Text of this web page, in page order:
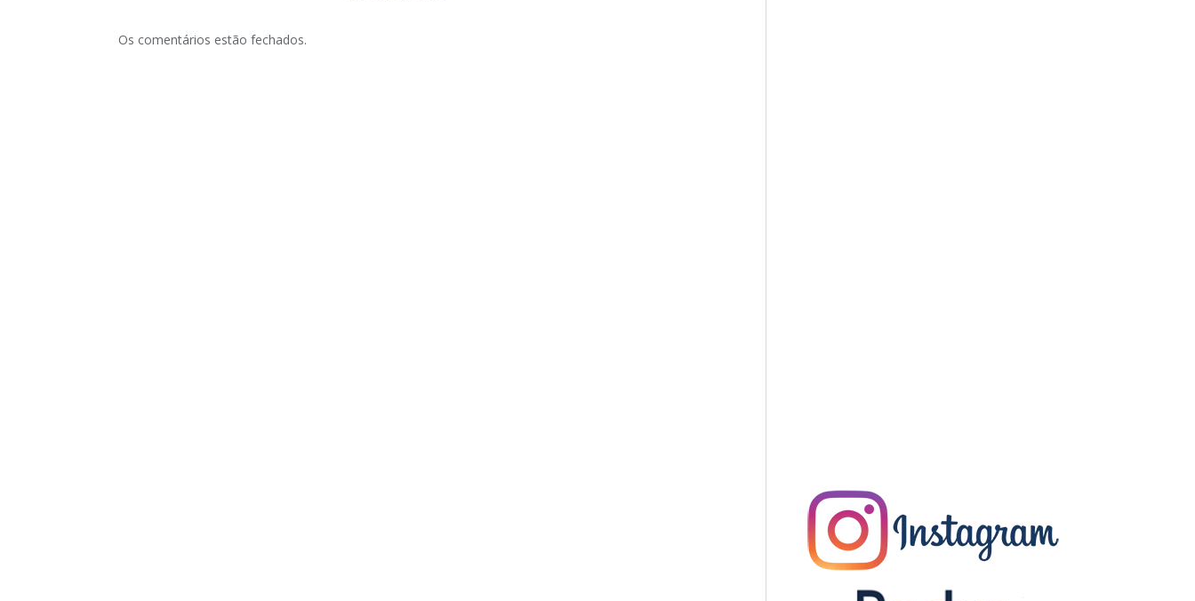
Os comentários estão fechados.